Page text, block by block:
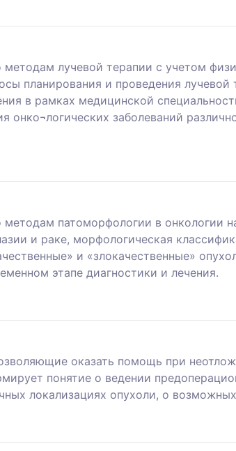
лучевой терапии с учетом
планирования и проведения
в рамках медицинской
онко¬логических заболеваний
патоморфологии в онкологии
и раке, морфологическая
и «злокачественные»
этапе диагностики и лечения.
оказать помощь при
понятие о ведении
локализациях опухоли, о